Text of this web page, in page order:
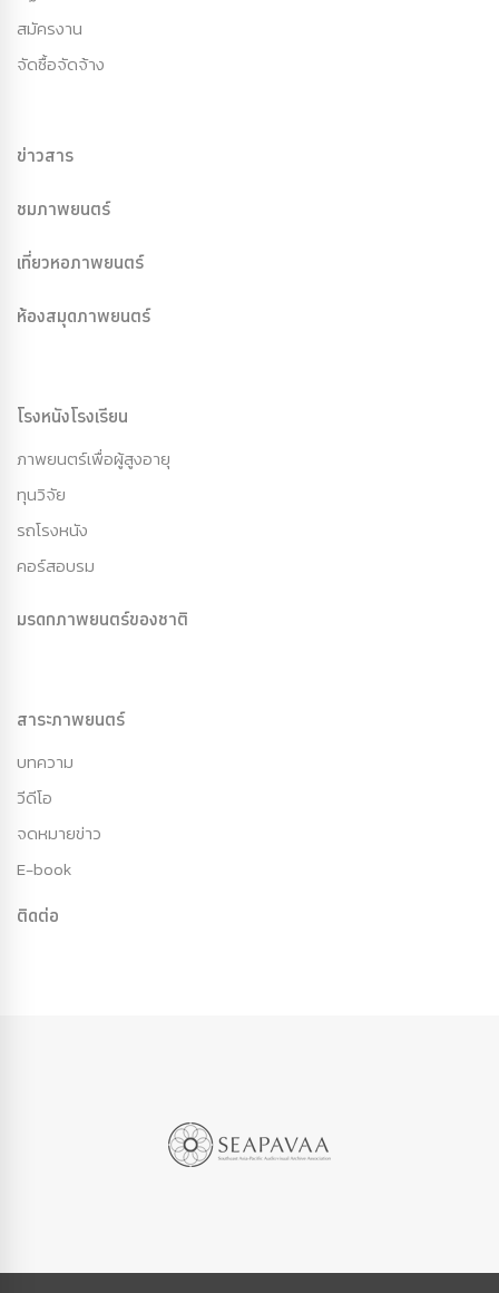
สมัครงาน
จัดซื้อจัดจ้าง
ข่าวสาร
ชมภาพยนตร์
เที่ยวหอภาพยนตร์
ห้องสมุดภาพยนตร์
โรงหนังโรงเรียน
ภาพยนตร์เพื่อผู้สูงอายุ
ทุนวิจัย
รถโรงหนัง
คอร์สอบรม
มรดกภาพยนตร์ของชาติ
สาระภาพยนตร์
บทความ
วีดีโอ
จดหมายข่าว
E-book
ติดต่อ